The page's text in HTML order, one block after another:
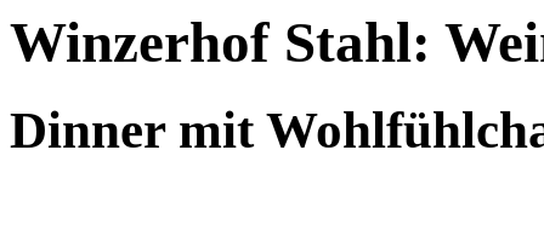
Winzerhof Stahl:
Dinner mit